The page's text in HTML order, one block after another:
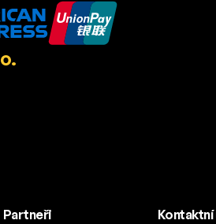
Partneři
Kontaktní